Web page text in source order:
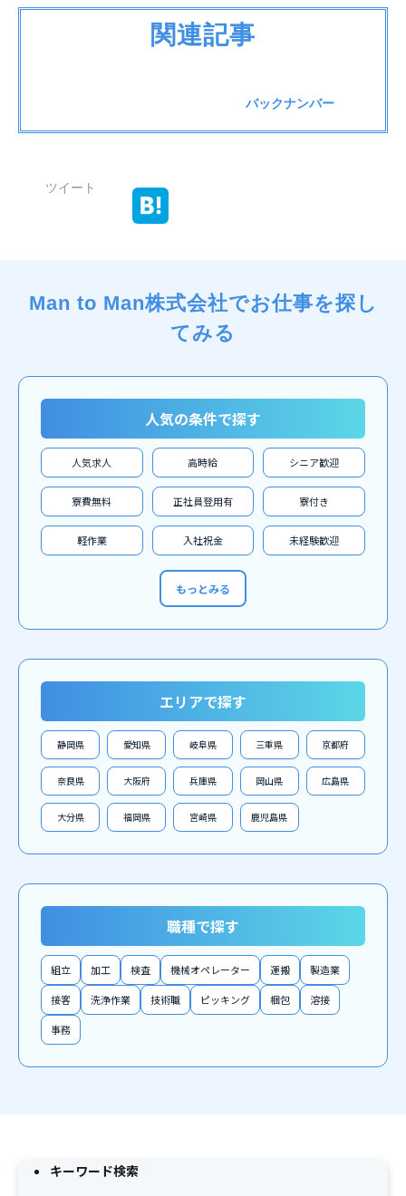
関連記事
バックナンバー
ツイート
Man to Man株式会社でお仕事を探し
てみる
人気の条件で探す
人気求人 高時給 シニア歓迎
寮費無料 正社員登用有 寮付き
軽作業 入社祝金 未経験歓迎
もっとみる
エリアで探す
静岡県 愛知県 岐阜県 三重県 京都府
奈良県 大阪府 兵庫県 岡山県 広島県
大分県 福岡県 宮崎県 鹿児島県
職種で探す
組立 加工 検査 機械オペレーター 運搬 製造業
接客 洗浄作業 技術職 ピッキング 梱包 溶接
事務
キーワード検索